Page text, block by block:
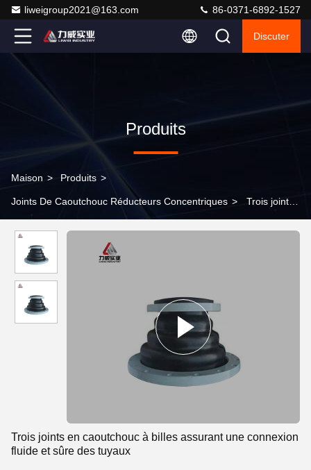
liweigroup2021@163.com 86-0371-6892-1527
Discuter
Produits
Maison > Produits >
Joints De Caoutchouc Réducteurs Concentriques > Trois joints
tuyaux
Trois joints en caoutchouc à billes assurant une connexion
fluide et sûre des tuyaux